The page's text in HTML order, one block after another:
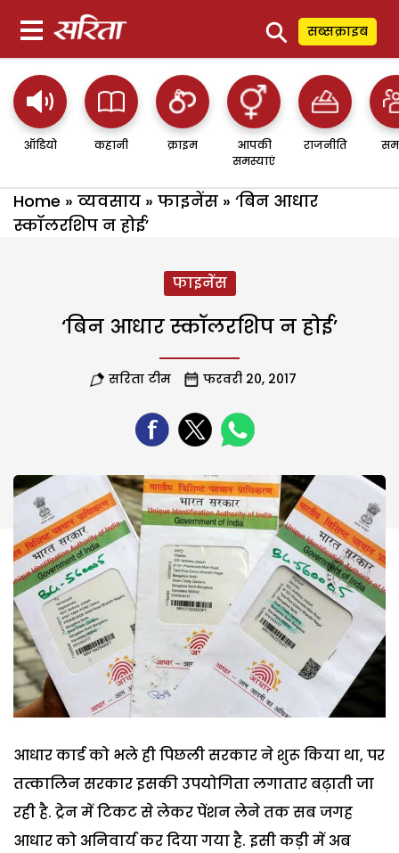
⚲ सब्सक्राइब
ऑडियो कहानी क्राइम
आपकी
समस्याएं
राजनीति
Home » व्यवसाय » फाइनेंस » ‘बिन आधार
स्कॉलरशिप न होई’
फाइनेंस
‘बिन आधार स्कॉलरशिप न होई’
सरिता टीम फरवरी 20, 2017
आधार कार्ड को भले ही पिछली सरकार ने शुरू किया था, पर
तत्कालिन सरकार इसकी उपयोगिता लगातार बढ़ाती जा
रही है. ट्रेन में टिकट से लेकर पेंशन लेने तक सब जगह
आधार को अनिवार्य कर दिया गया है. इसी कड़ी में अब